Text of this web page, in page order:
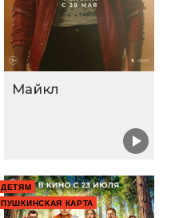
Майкл
ДЕТЯМ
ПУШКИНСКАЯ КАРТА